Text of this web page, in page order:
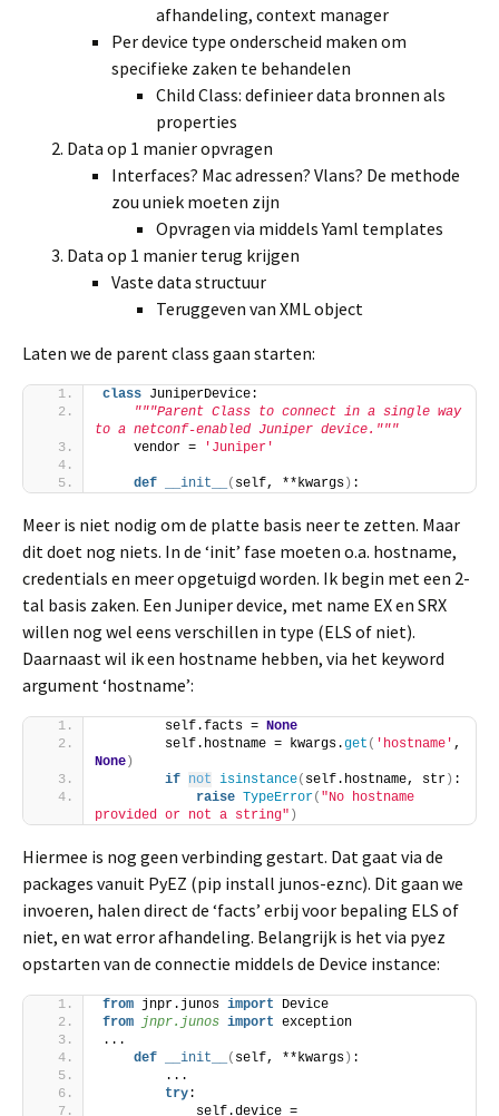
afhandeling, context manager
Per device type onderscheid maken om
specifieke zaken te behandelen
Child Class: definieer data bronnen als
properties
Data op 1 manier opvragen
Interfaces? Mac adressen? Vlans? De methode
zou uniek moeten zijn
Opvragen via middels Yaml templates
Data op 1 manier terug krijgen
Vaste data structuur
Teruggeven van XML object
Laten we de parent class gaan starten:
class JuniperDevice:
"""Parent Class to connect in a single way
to a netconf-enabled Juniper device."""
    vendor =
'Juniper'
def __init__ ( self, **kwargs ) :
Meer is niet nodig om de platte basis neer te zetten. Maar
dit doet nog niets. In de ‘init’ fase moeten o.a. hostname,
credentials en meer opgetuigd worden. Ik begin met een 2-
tal basis zaken. Een Juniper device, met name EX en SRX
willen nog wel eens verschillen in type (ELS of niet).
Daarnaast wil ik een hostname hebben, via het keyword
argument ‘hostname’:
        self.facts =
None
        self.hostname = kwargs.
get ( 'hostname'
None )
if not isinstance( self.hostname, str ) :
raise TypeError( "No hostname
provided or not a string" )
Hiermee is nog geen verbinding gestart. Dat gaat via de
packages vanuit PyEZ (pip install junos-eznc). Dit gaan we
invoeren, halen direct de ‘facts’ erbij voor bepaling ELS of
niet, en wat error afhandeling. Belangrijk is het via pyez
opstarten van de connectie middels de Device instance:
from jnpr.junos import Device
from
jnpr.junos import exception
...
def
__init__ ( self, **kwargs ) :
        ...
try: